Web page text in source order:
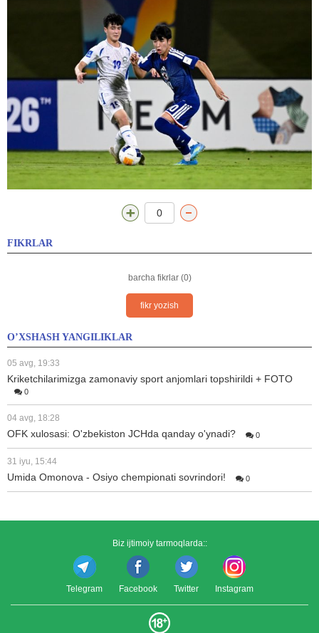
0
FIKRLAR
barcha fikrlar (0)
fikr yozish
O’XSHASH YANGILIKLAR
05 avg, 19:33
Kriketchilarimizga zamonaviy sport anjomlari topshirildi + FOTO
0
04 avg, 18:28
OFK xulosasi: O'zbekiston JCHda qanday o'ynadi? 0
31 iyu, 15:44
Umida Omonova - Osiyo chempionati sovrindori! 0
Biz ijtimoiy tarmoqlarda::
Telegram Facebook Twitter Instagram